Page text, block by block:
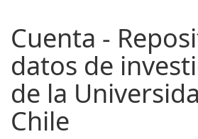
Cuenta -
datos de
de la
Chile